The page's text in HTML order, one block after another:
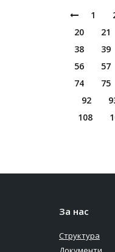
1
20
21
38
39
56
57
74
75
92
108
За нас
Структура